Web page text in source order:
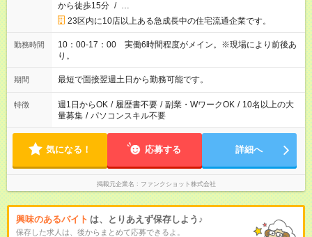
から徒歩15分 / …
23区内に10店以上ある急成長中の住宅流通企業です。
勤務時間
10：00-17：00 実働6時間程度がメイン。※現場により前後あ
り。
期間 最短で面接翌週土日から勤務可能です。
特徴 週1日からOK / 履歴書不要 / 副業・WワークOK / 10名以上の大
量募集 / パソコンスキル不要
気になる！ 応募する 詳細へ
掲載元企業名 ファンクショット株式会社
興味のあるバイト は、とりあえず保存しよう♪
保存した求人は、後からまとめて応募できるよ。